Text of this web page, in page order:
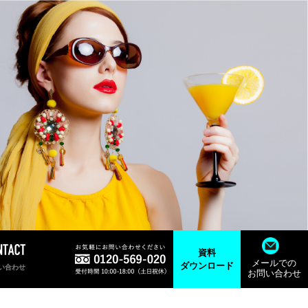
合わせ
資料
ダウンロード
メールでの
お問い合わせ